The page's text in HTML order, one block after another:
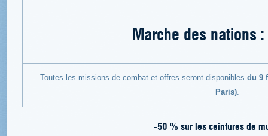
Marche des nations
Toutes les missions de combat et offres seront disponibles du 9
Paris)
-50 % sur les ceintures de